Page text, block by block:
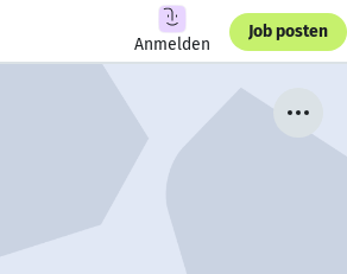
Anmelden
Job posten